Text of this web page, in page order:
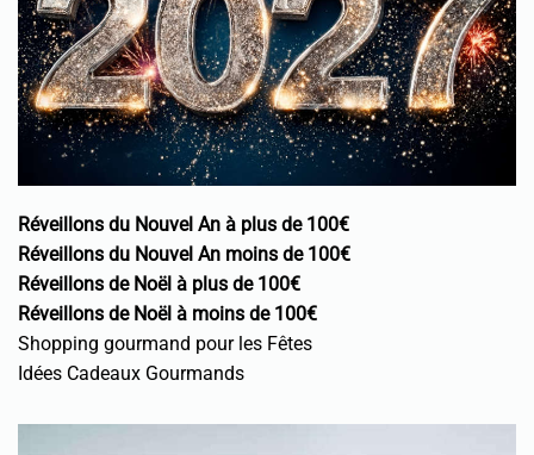
Réveillons du Nouvel An à plus de 100€
Réveillons du Nouvel An moins de 100€
Réveillons de Noël à plus de 100€
Réveillons de Noël à moins de 100€
Shopping gourmand pour les Fêtes
Idées Cadeaux Gourmands